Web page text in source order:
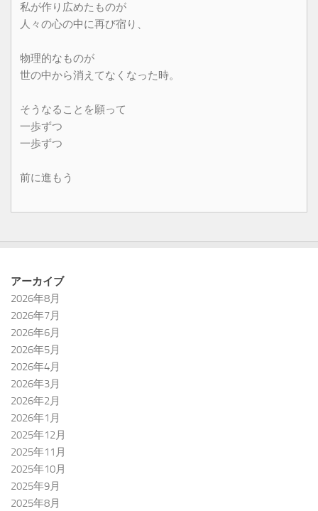
私が作り広めたものが
人々の心の中に再び宿り、
物理的なものが
世の中から消えてなくなった時。
そうなることを願って
一歩ずつ
一歩ずつ
前に進もう
アーカイブ
2026年8月
2026年7月
2026年6月
2026年5月
2026年4月
2026年3月
2026年2月
2026年1月
2025年12月
2025年11月
2025年10月
2025年9月
2025年8月